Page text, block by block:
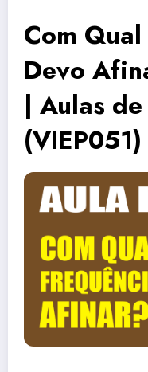
Com
Devo
| Aulas
(VIEP051)